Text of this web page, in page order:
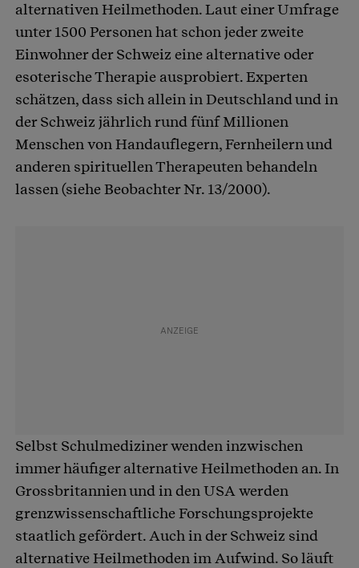
alternativen Heilmethoden. Laut einer Umfrage
unter 1500 Personen hat schon jeder zweite
Einwohner der Schweiz eine alternative oder
esoterische Therapie ausprobiert. Experten
schätzen, dass sich allein in Deutschland und in
der Schweiz jährlich rund fünf Millionen
Menschen von Handauflegern, Fernheilern und
anderen spirituellen Therapeuten behandeln
lassen (siehe Beobachter Nr. 13/2000).
Selbst Schulmediziner wenden inzwischen
immer häufiger alternative Heilmethoden an. In
Grossbritannien und in den USA werden
grenzwissenschaftliche Forschungsprojekte
staatlich gefördert. Auch in der Schweiz sind
alternative Heilmethoden im Aufwind. So läuft